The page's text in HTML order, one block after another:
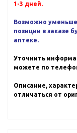
1-3 дней.
Возможно
позиции в заказе
аптеке.
Уточнить
можете по
Описание,
отличаться от